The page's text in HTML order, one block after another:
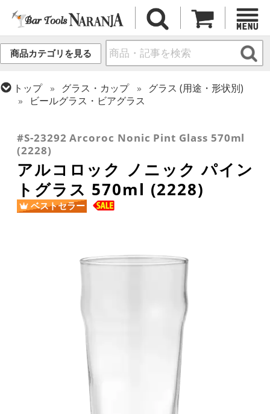
商品カテゴリを見る
トップ グラス・カップ
グラス (用途・形状別)
ビールグラス・ビアグラス
タンブラー
#S-23292 Arcoroc Nonic Pint Glass 570ml
(2228)
アルコロック ノニック パイン
トグラス 570ml (2228)
ベストセラー